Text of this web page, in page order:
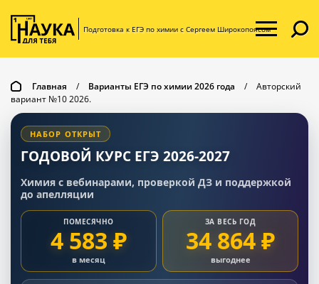
Подготовка к ЕГЭ по химии с Сергеем Широкопоясом
Главная / Варианты ЕГЭ по химии 2026 года /
Авторский
вариант №10 2026.
НАБОР ОТКРЫТ
ГОДОВОЙ КУРС ЕГЭ 2026-2027
Химия с вебинарами, проверкой ДЗ и поддержкой
до апелляции
ПОМЕСЯЧНО
4 583 ₽
в месяц
ЗА ВЕСЬ ГОД
34 864 ₽
выгоднее